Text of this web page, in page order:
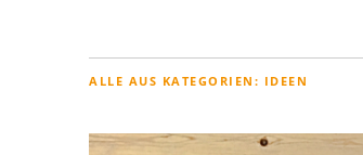
ALLE AUS KATEGORIEN: IDEEN